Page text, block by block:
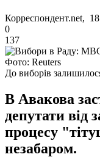
Корреспондент.net,
0
137
Фото: Reuters
До виборів
В Авакова
депутати від
процесу
незабаром.